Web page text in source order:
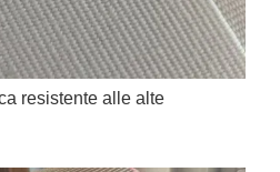
resistente alle alte